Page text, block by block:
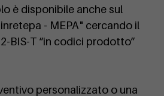
è disponibile anche sul
- MEPA" cercando il
BIS-T “in codici prodotto”
personalizzato o una